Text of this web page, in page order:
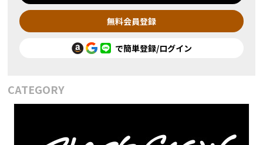
無料会員登録
で簡単登録/ログイン
CATEGORY